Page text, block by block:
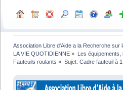
Association Libre d'Aide a la Recherche sur
LA VIE QUOTIDIENNE » Les équipements,
Fauteuils roulants » Sujet: Cadre fauteuil à